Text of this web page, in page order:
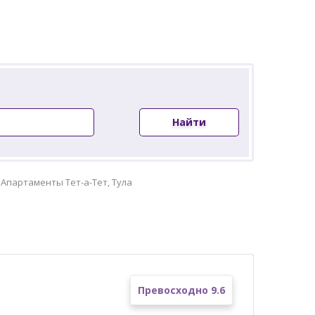
Найти
Апартаменты Тет-а-Тет, Тула
Превосходно 9.6